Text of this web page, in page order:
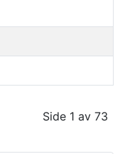
Side 1 av 73